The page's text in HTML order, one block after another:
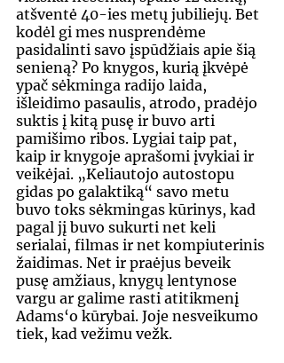
atšventė 40-ies metų jubiliejų. Bet
kodėl gi mes nuspren­dėme
pasidalinti savo įspūdžiais apie šią
senieną? Po knygos, kurią įkvėpė
ypač sėkminga radijo laida,
išleidimo pasaulis, atrodo, pradėjo
suktis į kitą pusę ir buvo arti
pamišimo ribos. Lygiai taip pat,
kaip ir knygoje aprašomi įvykiai ir
veikėjai. „Keliautojo autostopu
gidas po galaktiką“ savo metu
buvo toks sėkmingas kūrinys, kad
pagal jį buvo sukurti net keli
serialai, filmas ir net kompiuterinis
žaidimas. Net ir praėjus beveik
pusę amžiaus, knygų lentynose
vargu ar galime rasti atitikmenį
Adams‘o kūrybai. Joje nesveikumo
tiek, kad vežimu vežk.